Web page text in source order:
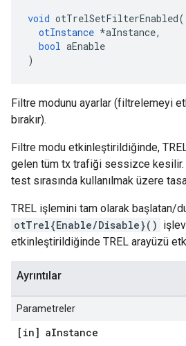
void otTrelSetFilterEnabled(
otInstance *aInstance,
bool aEnable
)
Filtre modunu ayarlar (filtrelemeyi
bırakır).
Filtre modu etkinleştirildiğinde,
gelen tüm tx trafiği sessizce kesilir.
test sırasında kullanılmak üzere
TREL işlemini tam olarak başlatan/
otTrel{Enable/Disable}()
etkinleştirildiğinde TREL arayüzü
Ayrıntılar
Parametreler
[in] aInstance